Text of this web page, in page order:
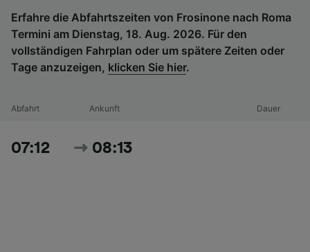
Erfahre die Abfahrtszeiten von Frosinone nach Roma
Termini am Dienstag, 18. Aug. 2026. Für den
vollständigen Fahrplan oder um spätere Zeiten oder
Tage anzuzeigen, klicken Sie hier.
Abfahrt Ankunft Dauer
07:12 08:13